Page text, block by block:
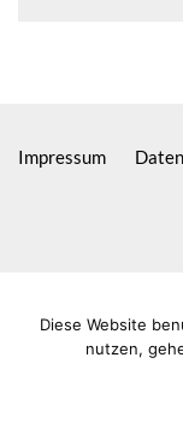
Impressum
Diese Website
nutzen,